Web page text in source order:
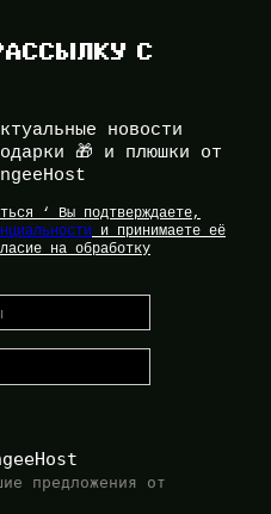
С
новости
🎁 и плюшки от
‘ Вы подтверждаете,
и принимаете её
на обработку
предложения от